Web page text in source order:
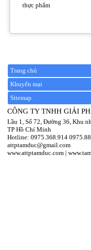
thực phẩm
Trang chủ
Khuyến mại
Sitemap
CÔNG TY TNHH GIẢI
Lầu 1, Số 72, Đường 36, Khu
TP Hồ Chí Minh
Hotline: 0975.368.914
attptamduc@gmail.com
www.attptamduc.com |